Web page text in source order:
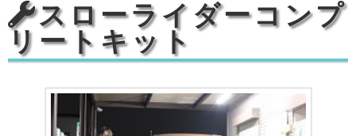
スローライダーコンプ
リートキット